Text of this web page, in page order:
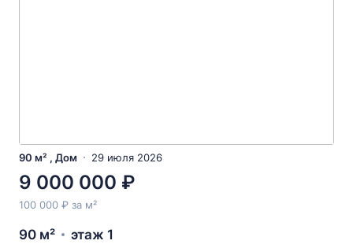
90 м² , Дом 29 июля 2026
9 000 000 ₽
100 000 ₽ за м²
90 м² этаж 1